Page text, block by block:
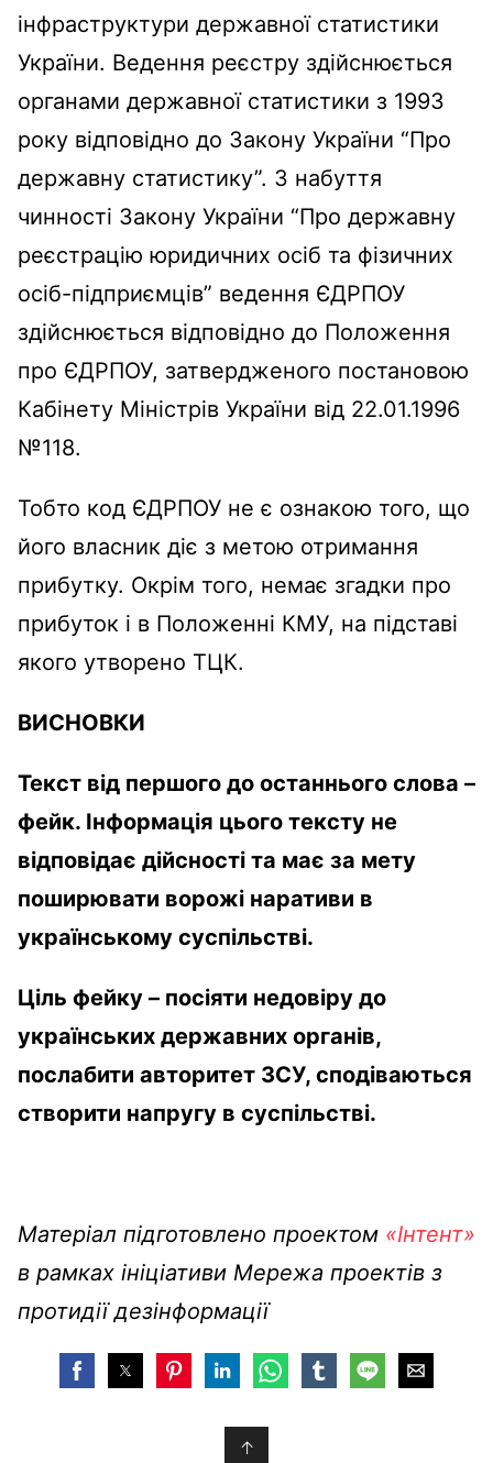
інфраструктури державної статистики
України. Ведення реєстру здійснюється
органами державної статистики з 1993
року відповідно до Закону України “Про
державну статистику”. З набуття
чинності Закону України “Про державну
реєстрацію юридичних осіб та фізичних
осіб-підприємців” ведення ЄДРПОУ
здійснюється відповідно до Положення
про ЄДРПОУ, затвердженого постановою
Кабінету Міністрів України від 22.01.1996
№118.
Тобто код ЄДРПОУ не є ознакою того, що
його власник діє з метою отримання
прибутку. Окрім того, немає згадки про
прибуток і в Положенні КМУ, на підставі
якого утворено ТЦК.
ВИСНОВКИ
Текст від першого до останнього слова –
фейк. Інформація цього тексту не
відповідає дійсності та має за мету
поширювати ворожі наративи в
українському суспільстві.
Ціль фейку – посіяти недовіру до
українських державних органів,
послабити авторитет ЗСУ, сподіваються
створити напругу в суспільстві.
Матеріал підготовлено проектом «Інтент»
в рамках ініціативи Мережа проектів з
протидії дезінформації
↑